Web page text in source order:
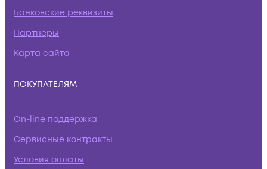
Банковские реквизиты
Партнеры
Карта сайта
ПОКУПАТЕЛЯМ
On-line поддержка
Сервисные контракты
Условия оплаты